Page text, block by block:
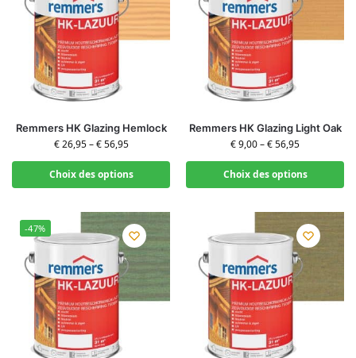
Remmers HK Glazing Hemlock
€26,95–€56,95
Choix des options
Remmers HK Glazing Light Oak
€9,00–€56,95
Choix des options
-47%